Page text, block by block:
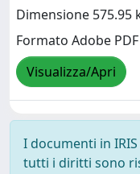
Dimensione 575.95
Formato Adobe PDF
Visualizza/Apri
I documenti in
tutti i diritti sono